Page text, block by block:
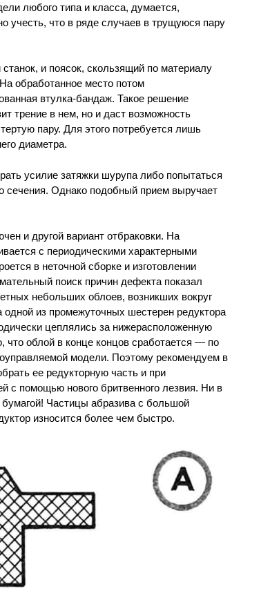
любого типа и класса, думается,
учесть, что в ряде случаев в трущуюся пару
и поясок, скользящий по материалу
обработанное место потом
втулка-бандаж. Такое решение
трение в нем, но и даст возможность
пару. Для этого потребуется лишь
диаметра.
усилие затяжки шурупа либо попытаться
сечения. Однако подобный прием выручает
и другой вариант отбраковки. На
с периодическими характерными
в неточной сборке и изготовлении
поиск причин дефекта показал
небольших облоев, возникших вокруг
одной из промежуточных шестерен редуктора
цеплялись за нижерасположенную
облой в конце концов сработается — по
модели. Поэтому рекомендуем в
ее редукторную часть и при
с помощью нового бритвенного лезвия. Ни в
Частицы абразива с большой
износится более чем быстро.